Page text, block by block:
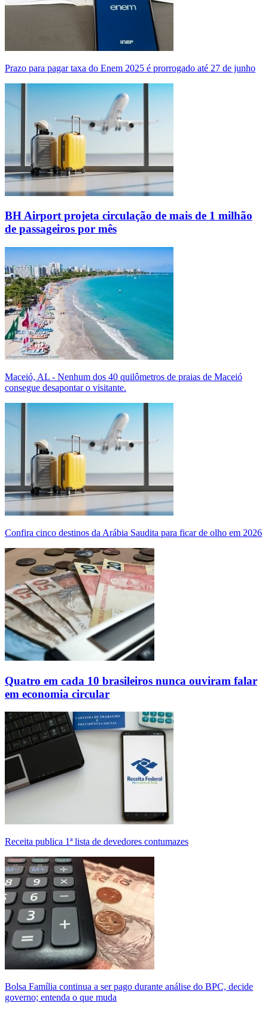
Prazo para pagar taxa do Enem 2025 é prorrogado até 27 de junho
BH Airport projeta circulação de mais de 1 milhão
de passageiros por mês
Maceió, AL - Nenhum dos 40 quilômetros de praias de Maceió
consegue desapontar o visitante.
Confira cinco destinos da Arábia Saudita para ficar de olho em 2026
Quatro em cada 10 brasileiros nunca ouviram falar
em economia circular
Receita publica 1ª lista de devedores contumazes
Bolsa Família continua a ser pago durante análise do BPC, decide
governo; entenda o que muda